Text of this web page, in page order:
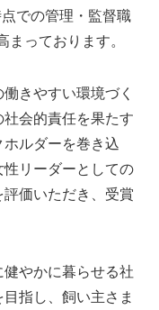
での管理・監督職
まっております。
きやすい環境づく
会的責任を果たす
ルダーを巻き込
リーダーとしての
価いただき、受賞
やかに暮らせる社
指し、飼い主さま